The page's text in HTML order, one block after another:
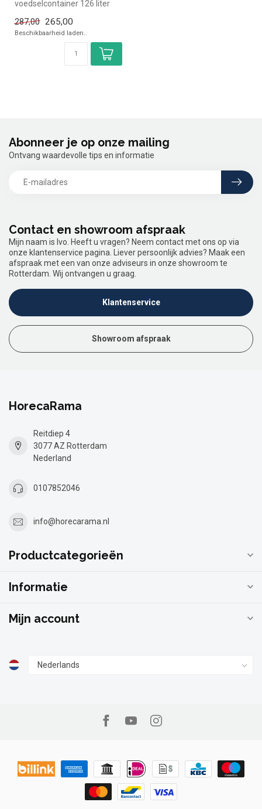
voedselcontainer 126 liter
Cambro simpel ...
287,00 265,00
Beschikbaarheid laden..
Contact en showroom afspraak
Mijn naam is Ivo. Heeft u vragen? Neem contact met ons op via
onze klantenservice pagina. Liever persoonlijk advies? Maak een
afspraak met een van onze adviseurs in onze showroom te
Rotterdam. Wij ontvangen u graag.
Klantenservice
Showroom afspraak
Abonneer je op onze mailing
Ontvang waardevolle tips en informatie
HorecaRama
Reitdiep 4
3077 AZ Rotterdam
Nederland
0107852046
info@horecarama.nl
Productcategorieën
Informatie
Mijn account